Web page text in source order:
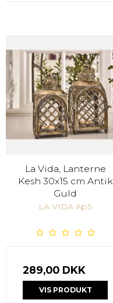
La Vida, Lanterne
Kesh 30x15 cm Antik
Guld
LA VIDA ApS
289,00 DKK
VIS PRODUKT